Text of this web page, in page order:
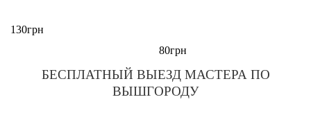
130грн
80грн
БЕСПЛАТНЫЙ ВЫЕЗД МАСТЕРА ПО
ВЫШГОРОДУ